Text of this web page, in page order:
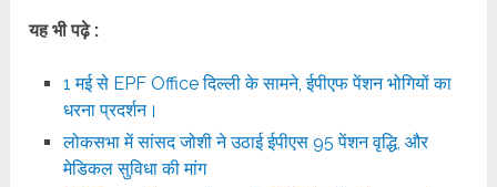
यह भी पढ़े :
1 मई से EPF Office दिल्ली के सामने, ईपीएफ पेंशन भोगियों का
धरना प्रदर्शन।
लोकसभा में सांसद जोशी ने उठाई ईपीएस 95 पेंशन वृद्धि, और
मेडिकल सुविधा की मांग